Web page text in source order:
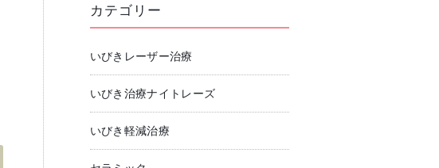
カテゴリー
いびきレーザー治療
いびき治療ナイトレーズ
いびき軽減治療